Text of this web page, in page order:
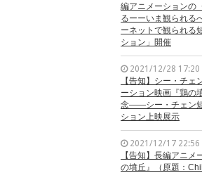
編アニメーションの
るーーいま観られる
ーネットで観られる
ション」開催
2021/12/28 17:20
【告知】シー・チェ
ーション映画『鶏の
念——シー・チェン
ション上映展示
2021/12/17 22:56
【告知】長編アニメ
の墳丘』（原題：